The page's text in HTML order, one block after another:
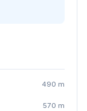
490 m
570 m